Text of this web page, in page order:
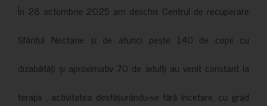
În 28 octombrie 2025 am deschis Centrul de recuperare
Sfântul Nectarie și de atunci peste 140 de copii cu
dizabilități și aproximativ 70 de adulți au venit constant la
terapii , activitatea desfășurându-se fără încetare, cu grad